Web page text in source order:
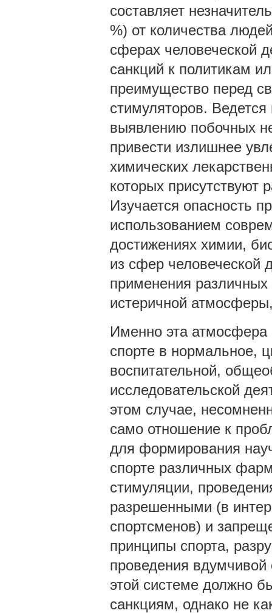
составляет
%) от количества
сферах человеческой
санкций к политикам
преимущество перед
стимуляторов.
выявлению побочных
привести излишнее
химических
которых присутствуют
Изучается опасность
использованием
достижениях химии,
из сфер человеческой
применения
истеричной
Именно эта атмосфера
спорте в нормальное,
воспитательной,
исследовательской
этом случае,
само отношение к
для формирования
спорте различных
стимуляции,
разрешенными (в
спортсменов) и
принципы спорта,
проведения вдумчивой
этой системе должно
санкциям, однако не